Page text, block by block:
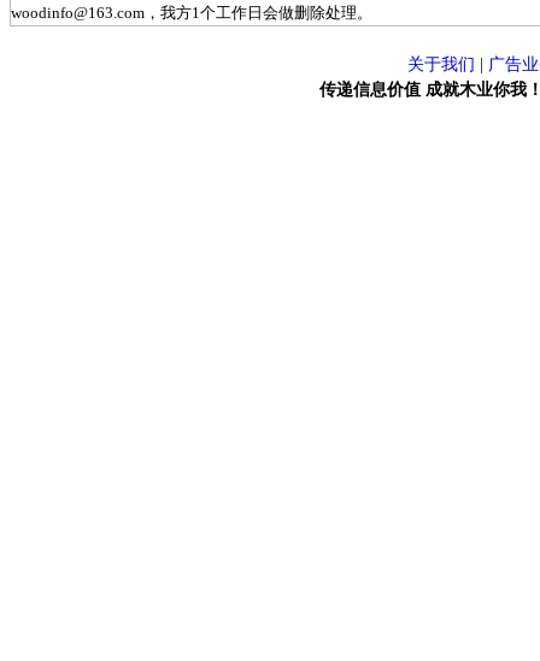
woodinfo@163.com，我方1个工作日会做删除处理。
关于我们
广告
传递信息价值 成就木业你我